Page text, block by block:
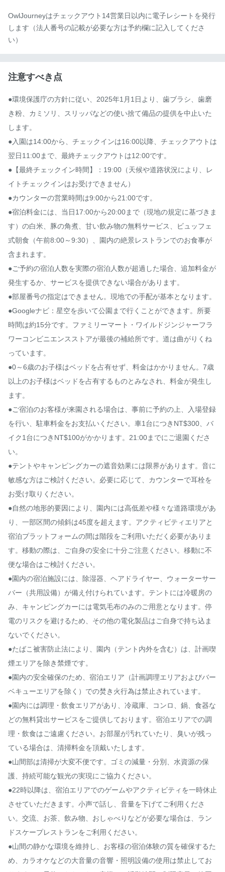
OwlJourneyはチェックアウト14営業日以内に電子レシートを発行
します（法人番号の記載が必要な方は予約欄に記入してくださ
い）
注意すべき点
●環境保護庁の方針に従い、2025年1月1日より、歯ブラシ、歯磨
き粉、カミソリ、スリッパなどの使い捨て備品の提供を中止いた
します。
●入園は14:00から、チェックインは16:00以降、チェックアウトは
翌日11:00まで、最終チェックアウトは12:00です。
●【最終チェックイン時間】：19:00（天候や道路状況により、レ
イトチェックインはお受けできません）
●カウンターの営業時間は9:00から21:00です。
●宿泊料金には、当日17:00から20:00まで（現地の規定に基づきま
す）の白米、豚の角煮、甘い飲み物の無料サービス、ビュッフェ
式朝食（午前8:00～9:30）、園内の絶景レストランでのお食事が
含まれます。
●ご予約の宿泊人数を実際の宿泊人数が超過した場合、追加料金が
発生するか、サービスを提供できない場合があります。
●部屋番号の指定はできません。現地での手配が基本となります。
●Googleナビ：星空を歩いて公園まで行くことができます。所要
時間は約15分です。ファミリーマート・ワイルドジンジャーフラ
ワーコンビニエンスストアが最後の補給所です。道は曲がりくね
っています。
●0～6歳のお子様はベッドを占有せず、料金はかかりません。7歳
以上のお子様はベッドを占有するものとみなされ、料金が発生し
ます。
●ご宿泊のお客様が来園される場合は、事前に予約の上、入場登録
を行い、駐車料金をお支払いください。車1台につきNT$300、バ
イク1台につきNT$100がかかります。21:00までにご退園くださ
い。
●テントやキャンピングカーの遮音効果には限界があります。音に
敏感な方はご検討ください。必要に応じて、カウンターで耳栓を
お受け取りください。
●自然の地形的要因により、園内には高低差や様々な道路環境があ
り、一部区間の傾斜は45度を超えます。アクティビティエリアと
宿泊プラットフォームの間は階段をご利用いただく必要がありま
す。移動の際は、ご自身の安全に十分ご注意ください。移動に不
便な場合はご検討ください。
●園内の宿泊施設には、除湿器、ヘアドライヤー、ウォーターサー
バー（共用設備）が備え付けられています。テントには冷暖房の
み、キャンピングカーには電気毛布のみのご用意となります。停
電のリスクを避けるため、その他の電化製品はご自身で持ち込ま
ないでください。
●たばこ被害防止法により、園内（テント内外を含む）は、計画喫
煙エリアを除き禁煙です。
●園内の安全確保のため、宿泊エリア（計画調理エリアおよびバー
ベキューエリアを除く）での焚き火行為は禁止されています。
●園内には調理・飲食エリアがあり、冷蔵庫、コンロ、鍋、食器な
どの無料貸出サービスをご提供しております。宿泊エリアでの調
理・飲食はご遠慮ください。お部屋が汚れていたり、臭いが残っ
ている場合は、清掃料金を頂戴いたします。
●山間部は清掃が大変不便です。ゴミの減量・分別、水資源の保
護、持続可能な観光の実現にご協力ください。
●22時以降は、宿泊エリアでのゲームやアクティビティを一時休止
させていただきます。小声で話し、音量を下げてご利用くださ
い。交流、お茶、飲み物、おしゃべりなどが必要な場合は、ラン
ドスケープレストランをご利用ください。
●山間の静かな環境を維持し、お客様の宿泊体験の質を確保するた
め、カラオケなどの大音量の音響・照明設備の使用は禁止してお